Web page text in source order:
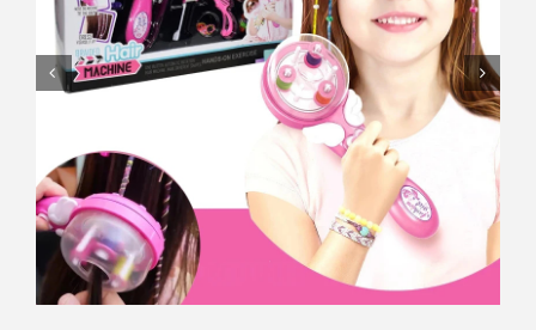
Kamere
Medicinska oprema
Sport i razonoda